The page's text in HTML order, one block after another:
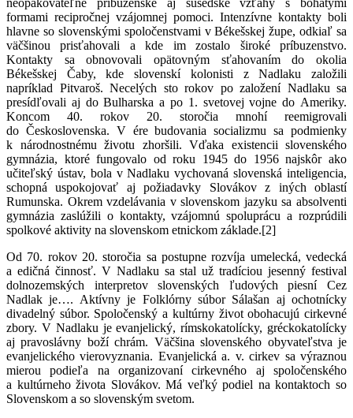
neopakovateľné príbuzenské aj susedské vzťahy s bohatými
formami recipročnej vzájomnej pomoci. Intenzívne kontakty boli
hlavne so slovenskými spoločenstvami v Békešskej župe, odkiaľ sa
väčšinou prisťahovali a kde im zostalo široké príbuzenstvo.
Kontakty sa obnovovali opätovným sťahovaním do okolia
Békešskej Čaby, kde slovenskí kolonisti z Nadlaku založili
napríklad Pitvaroš. Necelých sto rokov po založení Nadlaku sa
presídľovali aj do Bulharska a po 1. svetovej vojne do Ameriky.
Koncom 40. rokov 20. storočia mnohí reemigrovali
do Československa. V ére budovania socializmu sa podmienky
k národnostnému životu zhoršili. Vďaka existencii slovenského
gymnázia, ktoré fungovalo od roku 1945 do 1956 najskôr ako
učiteľský ústav, bola v Nadlaku vychovaná slovenská inteligencia,
schopná uspokojovať aj požiadavky Slovákov z iných oblastí
Rumunska. Okrem vzdelávania v slovenskom jazyku sa absolventi
gymnázia zaslúžili o kontakty, vzájomnú spoluprácu a rozprúdili
spolkové aktivity na slovenskom etnickom základe.[2]
Od 70. rokov 20. storočia sa postupne rozvíja umelecká, vedecká
a edičná činnosť. V Nadlaku sa stal už tradíciou jesenný festival
dolnozemských interpretov slovenských ľudových piesní Cez
Nadlak je…. Aktívny je Folklórny súbor Sálašan aj ochotnícky
divadelný súbor. Spoločenský a kultúrny život obohacujú cirkevné
zbory. V Nadlaku je evanjelický, rímskokatolícky, gréckokatolícky
aj pravoslávny boží chrám. Väčšina slovenského obyvateľstva je
evanjelického vierovyznania. Evanjelická a. v. cirkev sa výraznou
mierou podieľa na organizovaní cirkevného aj spoločenského
a kultúrneho života Slovákov. Má veľký podiel na kontaktoch so
Slovenskom a so slovenským svetom.